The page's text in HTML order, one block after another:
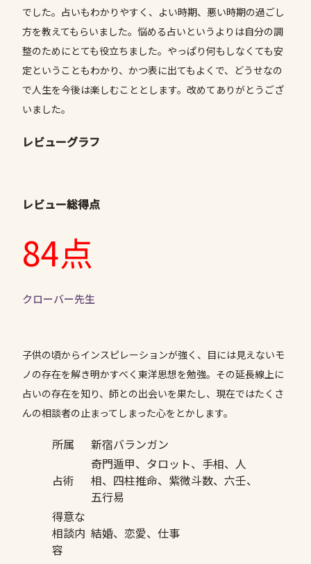
でした。占いもわかりやすく、よい時期、悪い時期の過ごし
方を教えてもらいました。悩める占いというよりは自分の調
整のためにとても役立ちました。やっぱり何もしなくても安
定ということもわかり、かつ表に出てもよくで、どうせなの
で人生を今後は楽しむこととします。改めてありがとうござ
いました。
レビューグラフ
レビュー総得点
84点
クローバー先生
子供の頃からインスピレーションが強く、目には見えないモ
ノの存在を解き明かすべく東洋思想を勉強。その延長線上に
占いの存在を知り、師との出会いを果たし、現在ではたくさ
んの相談者の止まってしまった心をとかします。
所属 新宿バランガン
占術
奇門遁甲、タロット、手相、人
相、四柱推命、紫微斗数、六壬、
五行易
得意な
相談内
容
結婚、恋愛、仕事